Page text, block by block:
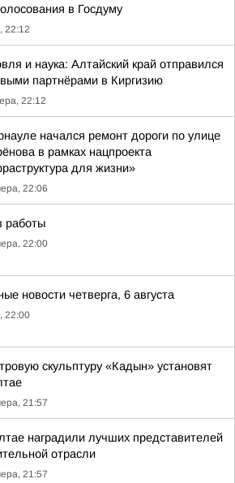
в Госдуму
22:12
и наука: Алтайский край отправился
партнёрами в Киргизию
22:12
начался ремонт дороги по улице
в рамках нацпроекта
для жизни»
22:06
работы
22:00
новости четверга, 6 августа
22:00
скульптуру «Кадын» установят
21:57
наградили лучших представителей
отрасли
21:57